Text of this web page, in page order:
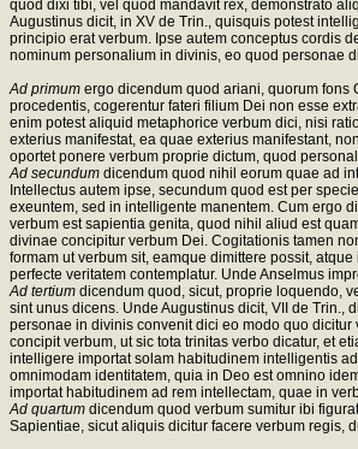
quod dixi tibi, vel quod mandavit rex, demonstrato
Augustinus dicit, in XV de Trin., quisquis potest
principio erat verbum. Ipse autem conceptus cordis
nominum personalium in divinis, eo quod personae
Ad primum ergo dicendum quod ariani, quorum fons
procedentis, cogerentur fateri filium Dei non esse
enim potest aliquid metaphorice verbum dici, nisi
exterius manifestat, ea quae exterius manifestant,
oportet ponere verbum proprie dictum, quod
Ad secundum dicendum quod nihil eorum quae ad
Intellectus autem ipse, secundum quod est per
exeuntem, sed in intelligente manentem. Cum ergo
verbum est sapientia genita, quod nihil aliud est
divinae concipitur verbum Dei. Cogitationis tamen
formam ut verbum sit, eamque dimittere possit,
perfecte veritatem contemplatur. Unde Anselmus
Ad tertium dicendum quod, sicut, proprie loquendo,
sint unus dicens. Unde Augustinus dicit, VII de
personae in divinis convenit dici eo modo quo
concipit verbum, ut sic tota trinitas verbo dicatur, et
intelligere importat solam habitudinem intelligentis
omnimodam identitatem, quia in Deo est omnino
importat habitudinem ad rem intellectam, quae in
Ad quartum dicendum quod verbum sumitur ibi
Sapientiae, sicut aliquis dicitur facere verbum regis,